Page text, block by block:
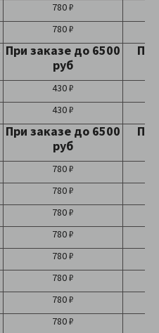
780 ₽
780 ₽
При заказе до 6500
руб
430 ₽
430 ₽
При заказе до 6500
руб
780 ₽
780 ₽
780 ₽
780 ₽
780 ₽
780 ₽
780 ₽
780 ₽